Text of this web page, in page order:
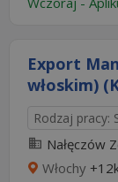
Export
włoskim)
Rodzaj pracy:
Nałęczów
Włochy